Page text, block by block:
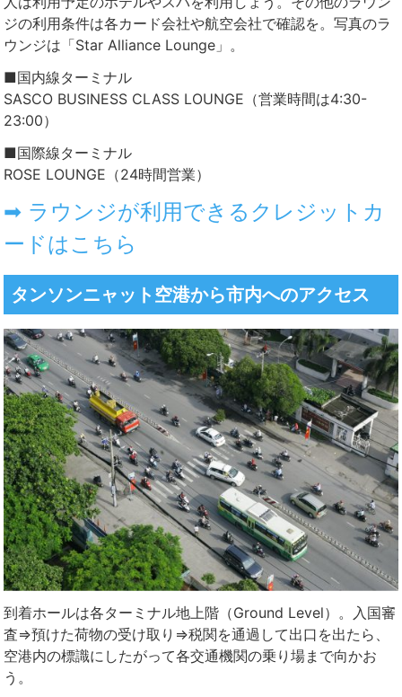
ジの利用条件は各カード会社や航空会社で確認を。写真のラ
ウンジは「Star Alliance Lounge」。
■国内線ターミナル
SASCO BUSINESS CLASS LOUNGE（営業時間は4:30-
23:00）
■国際線ターミナル
ROSE LOUNGE（24時間営業）
➡ ラウンジが利用できるクレジットカ
ードはこちら
タンソンニャット空港から市内へのアクセス
到着ホールは各ターミナル地上階（Ground Level）。入国審
査⇒預けた荷物の受け取り⇒税関を通過して出口を出たら、
空港内の標識にしたがって各交通機関の乗り場まで向かお
う。